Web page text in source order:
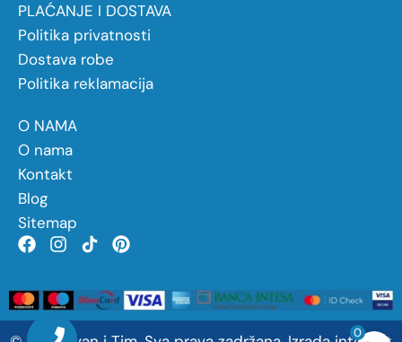
0
PLAĆANJE I DOSTAVA
Politika privatnosti
Dostava robe
Politika reklamacija
O NAMA
O nama
Kontakt
Blog
Sitemap